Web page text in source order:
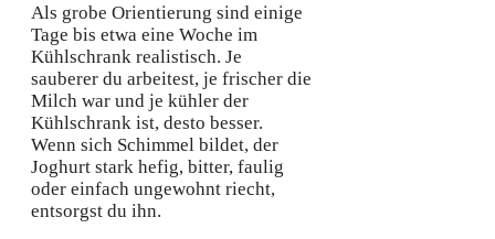
Als grobe Orientierung sind einige
Tage bis etwa eine Woche im
Kühlschrank realistisch. Je
sauberer du arbeitest, je frischer die
Milch war und je kühler der
Kühlschrank ist, desto besser.
Wenn sich Schimmel bildet, der
Joghurt stark hefig, bitter, faulig
oder einfach ungewohnt riecht,
entsorgst du ihn.